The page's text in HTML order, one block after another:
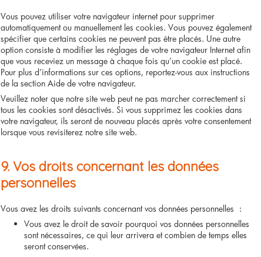
Vous pouvez utiliser votre navigateur internet pour supprimer
automatiquement ou manuellement les cookies. Vous pouvez également
spécifier que certains cookies ne peuvent pas être placés. Une autre
option consiste à modifier les réglages de votre navigateur Internet afin
que vous receviez un message à chaque fois qu’un cookie est placé.
Pour plus d’informations sur ces options, reportez-vous aux instructions
de la section Aide de votre navigateur.
Veuillez noter que notre site web peut ne pas marcher correctement si
tous les cookies sont désactivés. Si vous supprimez les cookies dans
votre navigateur, ils seront de nouveau placés après votre consentement
lorsque vous revisiterez notre site web.
9. Vos droits concernant les données
personnelles
Vous avez les droits suivants concernant vos données personnelles :
Vous avez le droit de savoir pourquoi vos données personnelles
sont nécessaires, ce qui leur arrivera et combien de temps elles
seront conservées.